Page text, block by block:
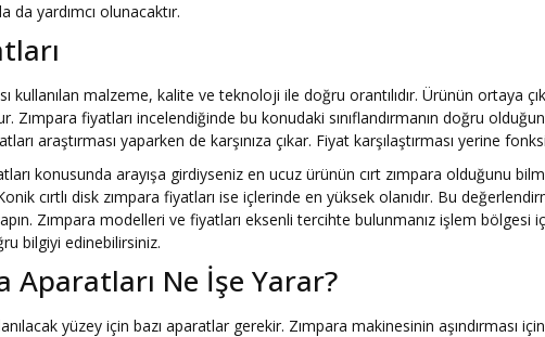
yardımcı olunacaktır.
kullanılan malzeme, kalite ve teknoloji ile doğru orantılıdır. Ürünün ortaya
fiyatları incelendiğinde bu konudaki sınıflandırmanın doğru
araştırması yaparken de karşınıza çıkar. Fiyat karşılaştırması yerine
konusunda arayışa girdiyseniz en ucuz ürünün cırt zımpara olduğunu
cırtlı disk zımpara fiyatları ise içlerinde en yüksek olanıdır. Bu
Zımpara modelleri ve fiyatları eksenli tercihte bulunmanız işlem bölgesi
bilgiyi edinebilirsiniz.
Aparatları Ne İşe Yarar?
yüzey için bazı aparatlar gerekir. Zımpara makinesinin aşındırması